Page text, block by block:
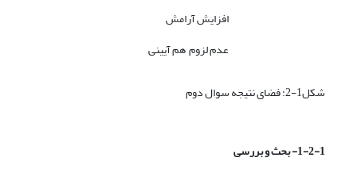
افزایش آرامش
عدم لزوم هم آیینی
شکل1-2: فضای نتیجه سوال دوم
1-2-1- بحث و بررسی